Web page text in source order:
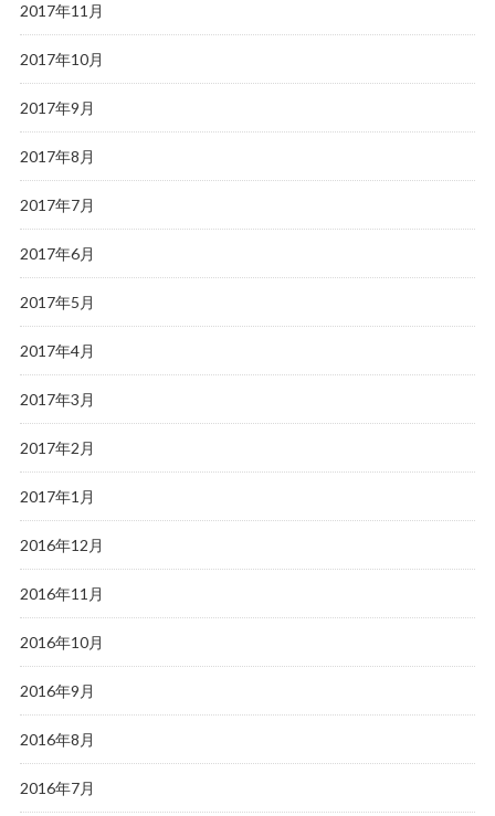
2017年11月
2017年10月
2017年9月
2017年8月
2017年7月
2017年6月
2017年5月
2017年4月
2017年3月
2017年2月
2017年1月
2016年12月
2016年11月
2016年10月
2016年9月
2016年8月
2016年7月